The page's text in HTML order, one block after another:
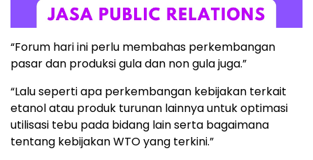
“Forum hari ini perlu membahas perkembangan
pasar dan produksi gula dan non gula juga.”
“Lalu seperti apa perkembangan kebijakan terkait
etanol atau produk turunan lainnya untuk optimasi
utilisasi tebu pada bidang lain serta bagaimana
tentang kebijakan WTO yang terkini.”